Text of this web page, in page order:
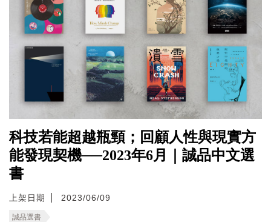
科技若能超越瓶頸；回顧人性與現實方
能發現契機──2023年6月｜誠品中文選
書
上架日期 2023/06/09
誠品選書